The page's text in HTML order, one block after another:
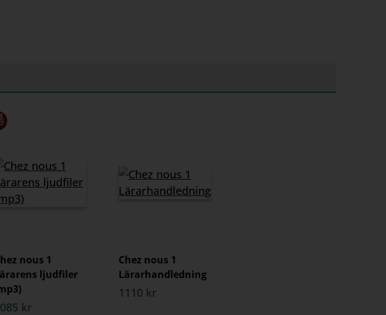
nous 1
ljudfiler
kr
Chez nous 1
Lärarhandledning
1110 kr